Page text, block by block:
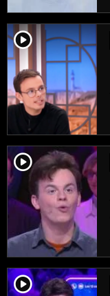
player2
player2
player2